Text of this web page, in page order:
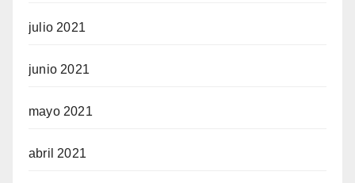
julio 2021
junio 2021
mayo 2021
abril 2021